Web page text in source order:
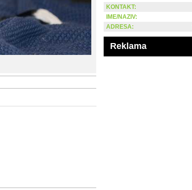
KONTAKT:
IME/NAZIV:
ADRESA:
Reklama